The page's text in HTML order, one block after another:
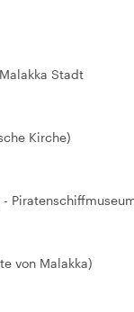
Stadt
Kirche)
von Malakka)